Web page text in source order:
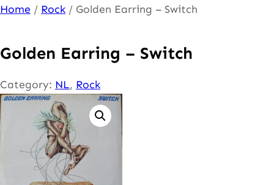
Ga
de
inhoud
Home / Rock / Golden Earring – Switch
Golden Earring – Switch
Category: NL, Rock